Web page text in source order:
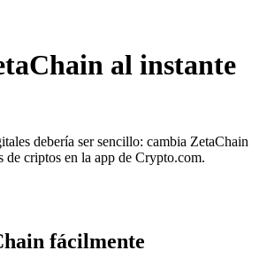
al instante
debería ser sencillo: cambia ZetaChain
de criptos en la app de Crypto.com.
fácilmente